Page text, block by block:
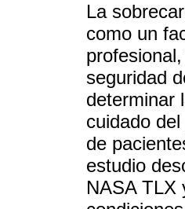
La
como un
seguridad
determinar
cuidado
de
estudio
NASA TLX